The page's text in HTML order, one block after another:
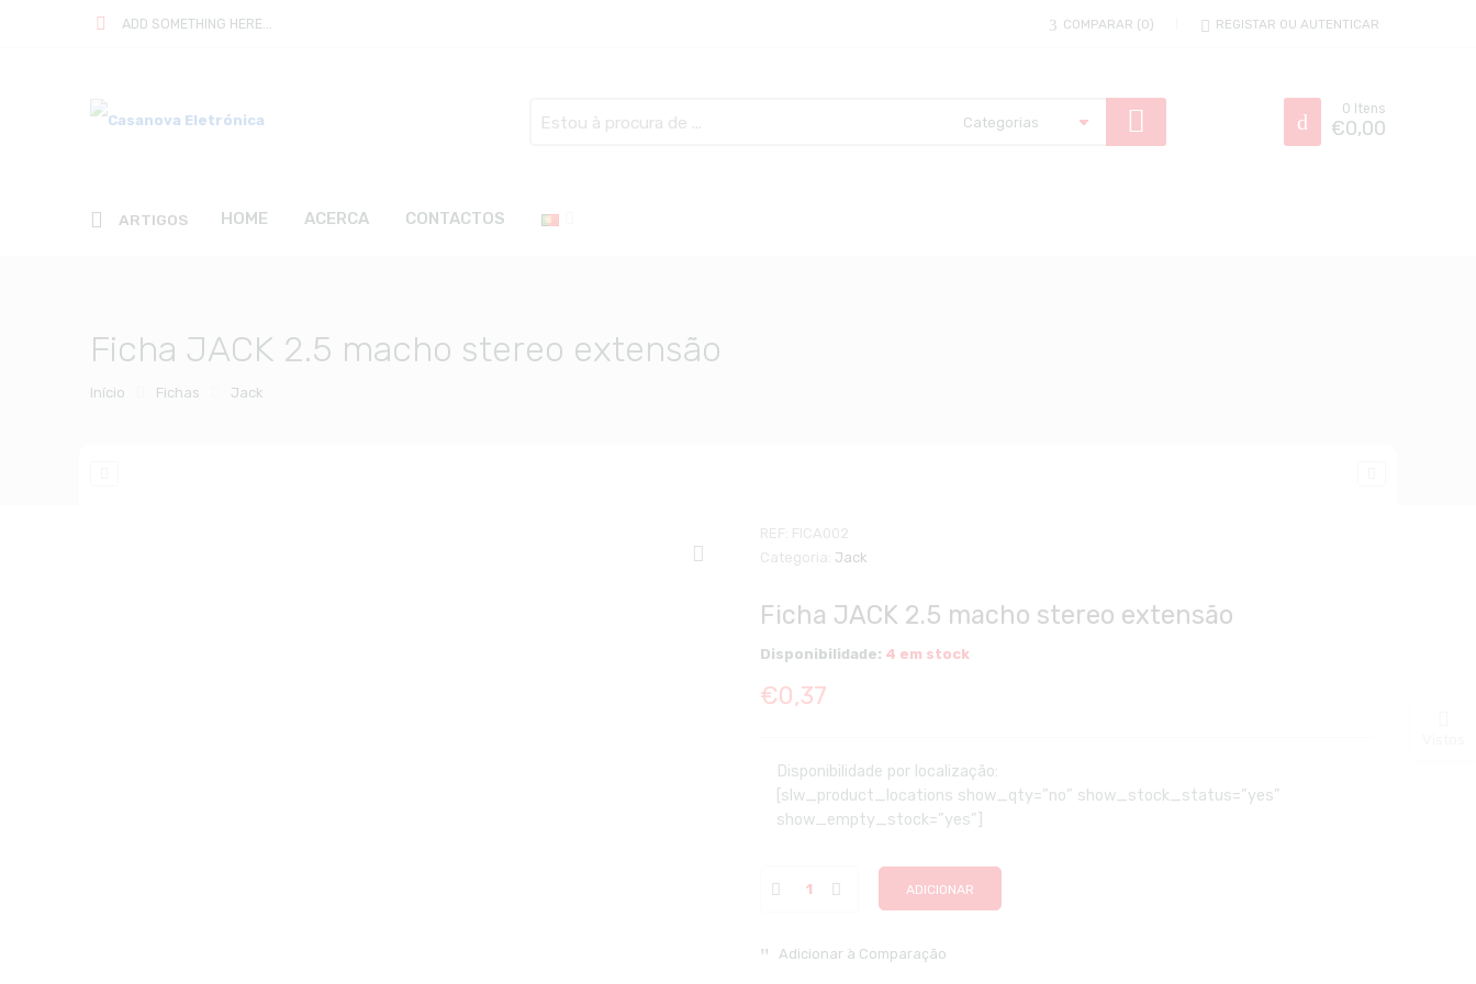
ADD SOMETHING HERE... COMPARAR 0 REGISTAR OU AUTENTICAR
here
0 Itens
€0,00
ARTIGOS HOME ACERCA CONTACTOS
Ficha JACK 2.5 macho stereo extensão
Início Fichas Jack
REF: FICA002
Categoria: Jack
Ficha JACK 2.5 macho stereo extensão
Disponibilidade: 4 em stock
€0,37
Disponibilidade por localização:
[slw_product_locations show_qty=”no” show_stock_status=”yes”
show_empty_stock=”yes”]
ADICIONAR
Adicionar à Comparação